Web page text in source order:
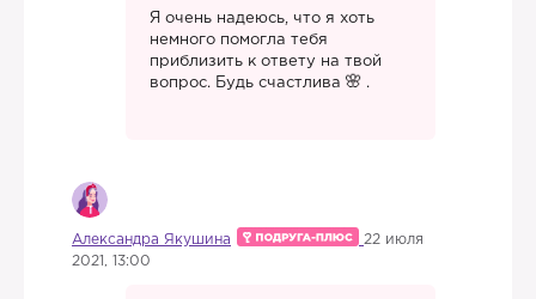
Я очень надеюсь, что я хоть
немного помогла тебя
приблизить к ответу на твой
вопрос. Будь счастлива
.
Александра Якушина
22 июля
2021, 13:00